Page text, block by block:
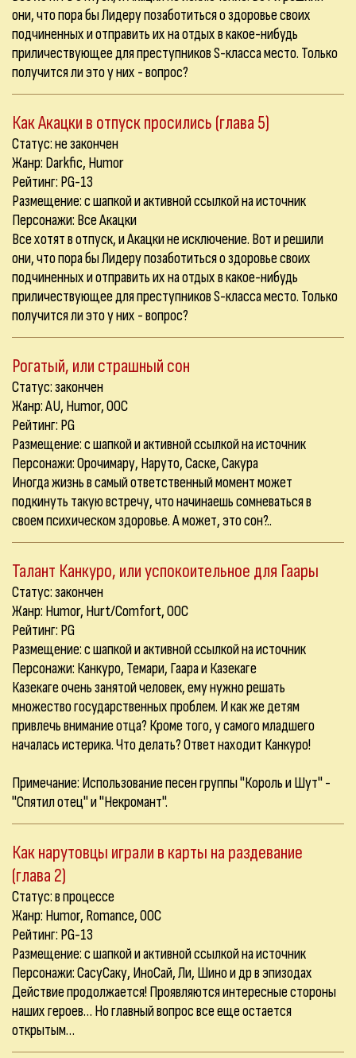
они, что пора бы Лидеру позаботиться о здоровье своих
подчиненных и отправить их на отдых в какое-нибудь
приличествующее для преступников S-класса место. Только
получится ли это у них - вопрос?
Как Акацки в отпуск просились (глава 5)
Статус: не закончен
Жанр: Darkfic, Humor
Рейтинг: PG-13
Размещение: с шапкой и активной ссылкой на источник
Персонажи: Все Акацки
Все хотят в отпуск, и Акацки не исключение. Вот и решили
они, что пора бы Лидеру позаботиться о здоровье своих
подчиненных и отправить их на отдых в какое-нибудь
приличествующее для преступников S-класса место. Только
получится ли это у них - вопрос?
Рогатый, или страшный сон
Статус: закончен
Жанр: AU, Humor, OOC
Рейтинг: PG
Размещение: с шапкой и активной ссылкой на источник
Персонажи: Орочимару, Наруто, Саске, Сакура
Иногда жизнь в самый ответственный момент может
подкинуть такую встречу, что начинаешь сомневаться в
своем психическом здоровье. А может, это сон?..
Талант Канкуро, или успокоительное для Гаары
Статус: закончен
Жанр: Humor, Hurt/Comfort, OOC
Рейтинг: PG
Размещение: с шапкой и активной ссылкой на источник
Персонажи: Канкуро, Темари, Гаара и Казекаге
Казекаге очень занятой человек, ему нужно решать
множество государственных проблем. И как же детям
привлечь внимание отца? Кроме того, у самого младшего
началась истерика. Что делать? Ответ находит Канкуро!
Примечание: Использование песен группы "Король и Шут" -
"Спятил отец" и "Некромант".
Как нарутовцы играли в карты на раздевание
(глава 2)
Статус: в процессе
Жанр: Humor, Romance, OOC
Рейтинг: PG-13
Размещение: с шапкой и активной ссылкой на источник
Персонажи: СасуСаку, ИноСай, Ли, Шино и др в эпизодах
Действие продолжается! Проявляются интересные стороны
наших героев… Но главный вопрос все еще остается
открытым…